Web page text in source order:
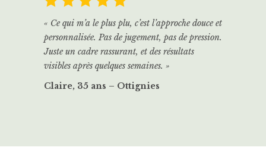
« Ce qui m’a le plus plu, c’est l’approche douce et
personnalisée. Pas de jugement, pas de pression.
Juste un cadre rassurant, et des résultats
visibles après quelques semaines. »
Claire, 35 ans – Ottignies